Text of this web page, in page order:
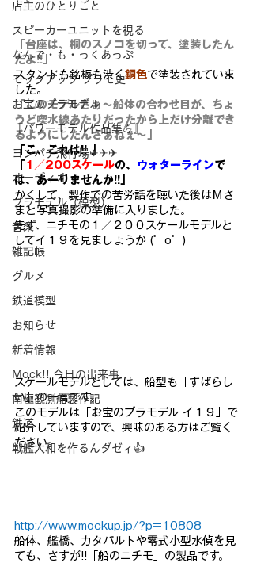
店主のひとりごと
スピーカーユニットを視る
なんで・も・っくあっぷ
モックアップ プラモ史
お宝のプラモデル
『パワーモデル作品集💪』
ヨンパチ飛行場✈✈✈
オーディオ
プラモデル（模型）
音楽
雑記帳
グルメ
鉄道模型
お知らせ
新着情報
Mock!! 今日の出来事
南極観測船製作記
鉄道
戦艦大和を作るんダゼィ👍
「台座は、桐のスノコを切って、塗装したん
だよ!!」
スタンドも銘板も渋く銅色で塗装されていま
した。
「このモデルさぁ～船体の合わせ目が、ちょ
うど喫水線あたりだったから上だけ分離でき
るようにしたんさぁねぇ～」
「こ、これは!! 」
1／200スケールの、 ウォターラインで
は、あーりませんか!!」
かくして、製作での苦労話を聴いた後はＭさ
まと写真撮影の準備に入りました。
先ず、ニチモの１／２００スケールモデルと
してイ１９を見ましょうか (゜o゜)
スケールモデルとしては、船型も「すばらし
い」の一言です。
このモデルは「お宝のプラモデル イ１９」で
紹介していますので、興味のある方はご覧く
ださい。
http://www.mockup.jp/?p=10808
船体、艦橋、カタパルトや零式小型水偵を見
ても、さすが!!「船のニチモ」の製品です。